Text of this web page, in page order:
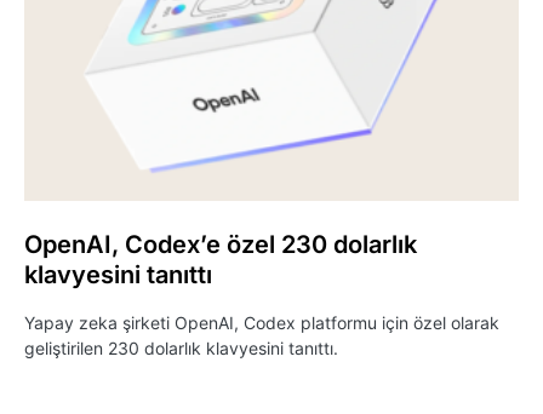
OpenAI, Codex’e özel 230 dolarlık
klavyesini tanıttı
Yapay zeka şirketi OpenAI, Codex platformu için özel olarak
geliştirilen 230 dolarlık klavyesini tanıttı.